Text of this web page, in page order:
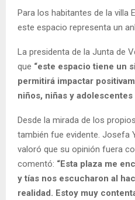
Para los habitantes de la villa
este espacio representa un
La presidenta de la Junta de
que “este espacio tiene un
permitirá impactar
niños, niñas y adolescentes
Desde la mirada de los
también fue evidente. Josefa
valoró que su opinión fuera
comentó: “Esta plaza me
y tías nos escucharon al
realidad. Estoy muy